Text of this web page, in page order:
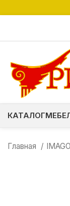
КАТАЛОГ
Главная